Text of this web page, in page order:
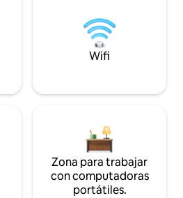
Wifi
Zona para trabajar
con computadoras
portátiles.